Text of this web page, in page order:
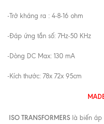
-Trở kháng ra : 4-8-16 ohm
-Đáp ứng tần số: 7Hz-50 KHz
-Dòng DC Max: 130 mA
-Kích thước: 78x 72x 95cm
ISO TRANSFORMERS là biến áp